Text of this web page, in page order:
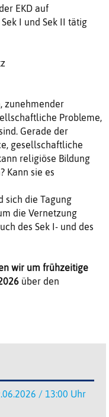
EKD auf
I und Sek II tätig
zunehmender
Probleme,
Gerade der
gesellschaftliche
religiöse Bildung
Kann sie es
sich die Tagung
die Vernetzung
des Sek I- und des
wir um frühzeitige
über den
/ 13:00 Uhr